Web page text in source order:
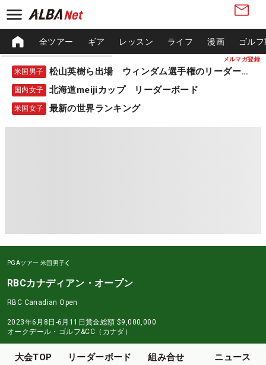
メルマガ登録
全ツアー ギア レッスン ライフ 漫画 ゴル
米国男子 松山英樹ら出場 ウィンダム選手権のリーダーボード
国内女子 北海道meijiカップ リーダーボード
米国女子 最新の世界ランキング
PGAツアー 米国男子
RBCカナディアン・オープン
RBC Canadian Open
2023年6月8日-6月11日賞金総額 $9,000,000
オークデール・ゴルフ&CC（カナダ）
大会TOP リーダーボード 組み合せ ニュース